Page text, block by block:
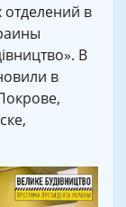
в
В
в